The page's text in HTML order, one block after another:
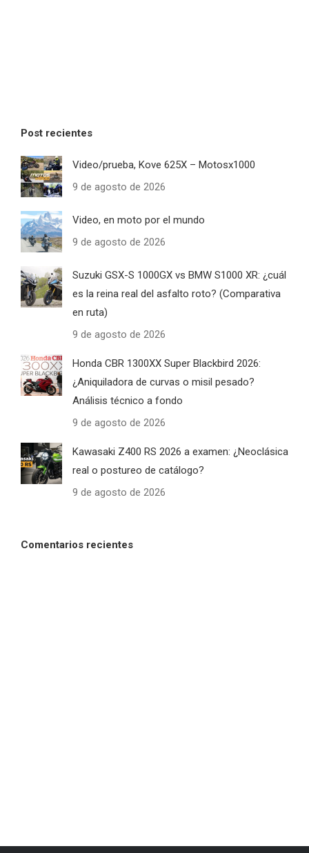
Post recientes
Video/prueba, Kove 625X – Motosx1000
9 de agosto de 2026
Video, en moto por el mundo
9 de agosto de 2026
Suzuki GSX-S 1000GX vs BMW S1000 XR: ¿cuál
es la reina real del asfalto roto? (Comparativa
en ruta)
9 de agosto de 2026
Honda CBR 1300XX Super Blackbird 2026:
¿Aniquiladora de curvas o misil pesado?
Análisis técnico a fondo
9 de agosto de 2026
Kawasaki Z400 RS 2026 a examen: ¿Neoclásica
real o postureo de catálogo?
9 de agosto de 2026
Comentarios recientes